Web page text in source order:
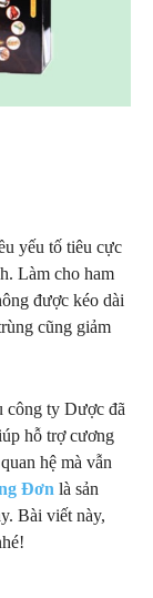
yếu tố tiêu cực
Làm cho ham
được kéo dài
cũng giảm
công ty Dược đã
hỗ trợ cương
hệ mà vẫn
Đơn là sản
Bài viết này,